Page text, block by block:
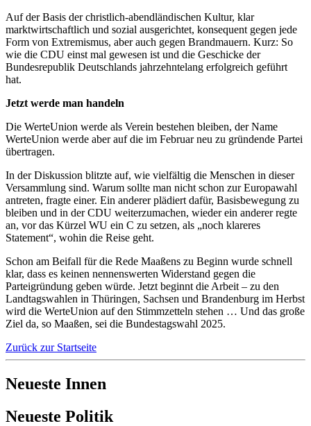
Auf der Basis der christlich-abendländischen Kultur, klar
marktwirtschaftlich und sozial ausgerichtet, konsequent gegen jede
Form von Extremismus, aber auch gegen Brandmauern. Kurz: So
wie die CDU einst mal gewesen ist und die Geschicke der
Bundesrepublik Deutschlands jahrzehntelang erfolgreich geführt
hat.
Jetzt werde man handeln
Die WerteUnion werde als Verein bestehen bleiben, der Name
WerteUnion werde aber auf die im Februar neu zu gründende Partei
übertragen.
In der Diskussion blitzte auf, wie vielfältig die Menschen in dieser
Versammlung sind. Warum sollte man nicht schon zur Europawahl
antreten, fragte einer. Ein anderer plädiert dafür, Basisbewegung zu
bleiben und in der CDU weiterzumachen, wieder ein anderer regte
an, vor das Kürzel WU ein C zu setzen, als „noch klareres
Statement“, wohin die Reise geht.
Schon am Beifall für die Rede Maaßens zu Beginn wurde schnell
klar, dass es keinen nennenswerten Widerstand gegen die
Parteigründung geben würde. Jetzt beginnt die Arbeit – zu den
Landtagswahlen in Thüringen, Sachsen und Brandenburg im Herbst
wird die WerteUnion auf den Stimmzetteln stehen … Und das große
Ziel da, so Maaßen, sei die Bundestagswahl 2025.
Zurück zur Startseite
Neueste Innen
Neueste Politik